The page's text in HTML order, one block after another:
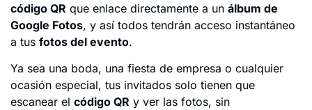
código QR que enlace directamente a un álbum de
Google Fotos, y así todos tendrán acceso instantáneo
a tus fotos del evento.
Ya sea una boda, una fiesta de empresa o cualquier
ocasión especial, tus invitados solo tienen que
escanear el código QR y ver las fotos, sin